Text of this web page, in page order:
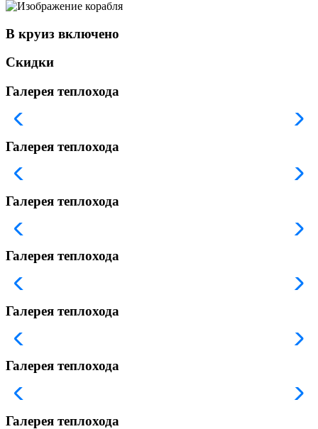
В круиз включено
Скидки
Галерея теплохода
Галерея теплохода
Галерея теплохода
Галерея теплохода
Галерея теплохода
Галерея теплохода
Галерея теплохода